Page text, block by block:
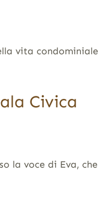
vita condominiale
Civica
la voce di Eva, che